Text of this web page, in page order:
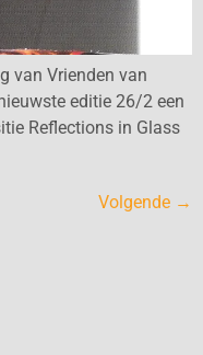
van Vrienden van
editie 26/2 een
Reflections in Glass
Volgende →